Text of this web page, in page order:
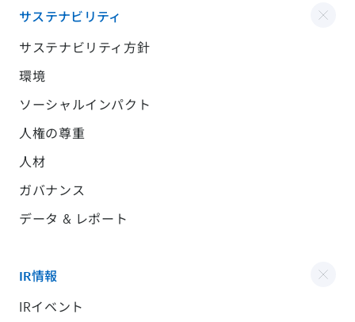
サステナビリティ
サステナビリティ方針
環境
ソーシャルインパクト
人権の尊重
人材
ガバナンス
データ & レポート
IR情報
IRイベント